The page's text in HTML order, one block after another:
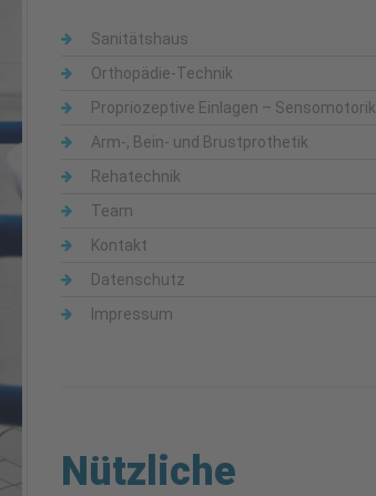
Sanitätshaus
Orthopädie-Technik
Propriozeptive Einlagen – Sensomotorik
Arm-, Bein- und Brustprothetik
Rehatechnik
Team
Kontakt
Datenschutz
Impressum
Nützliche